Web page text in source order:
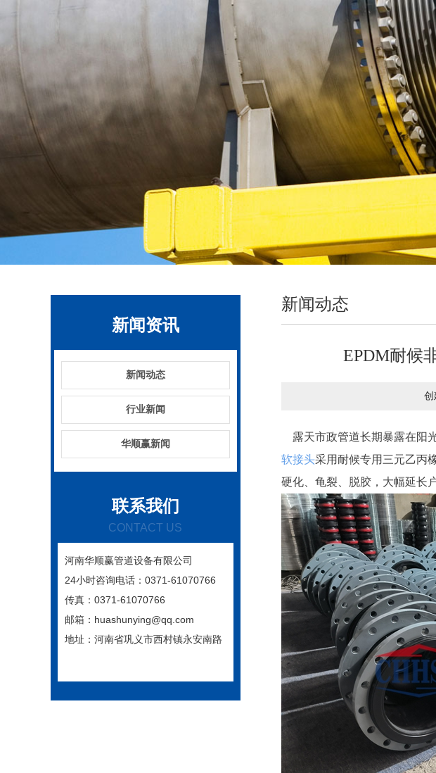
EPDM耐候
露天市政管道长期暴露在阳
软接头采用耐候专用三元乙丙
硬化、龟裂、脱胶，大幅延长
创
新闻资讯
新闻动态
行业新闻
华顺赢新闻
联系我们
CONTACT US
河南华顺赢管道设备有限公司
24小时咨询电话：0371-61070766
传真：0371-61070766
邮箱：huashunying@qq.com
地址：河南省巩义市西村镇永安南路
新闻动态